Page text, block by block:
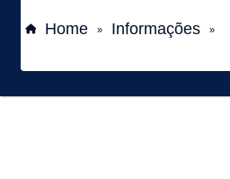
Home » Informações »